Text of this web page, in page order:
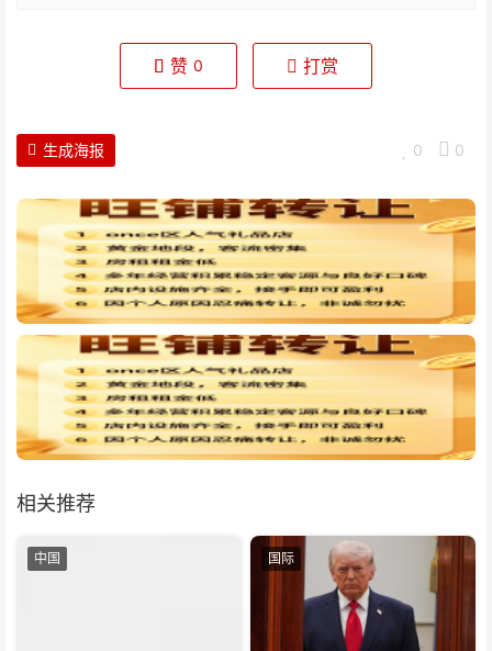
赞 0 打赏
0 0
生成海报
相关推荐
中国 国际